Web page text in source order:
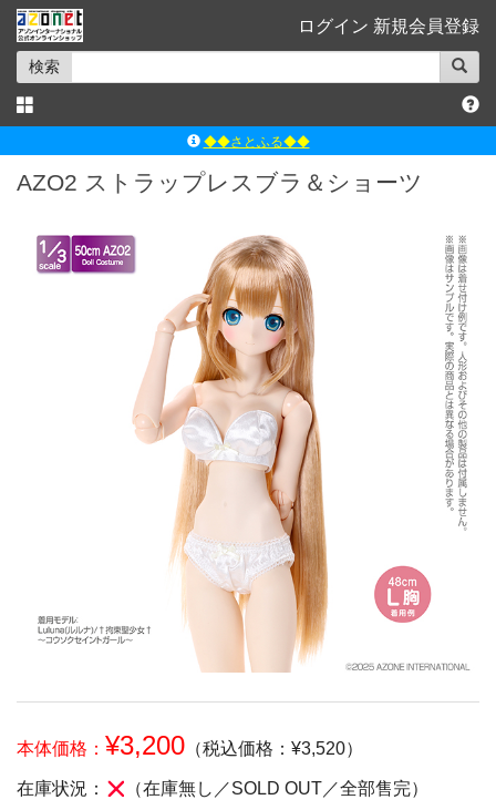
ログイン 新規会員登録
検索
◆◆さとふる◆◆
ｱｿﾞﾝﾚｰﾍﾞﾙｼｮｯﾌﾟ楽天市場店
ｱｿﾞﾝｵﾝﾗｲﾝｼｮｯﾌﾟX
よくあるご質問（Q&A）
AZO2 ストラップレスブラ＆ショーツ
本体価格： ¥3,200 （税込価格：¥3,520）
在庫状況： （在庫無し／SOLD OUT／全部售完）